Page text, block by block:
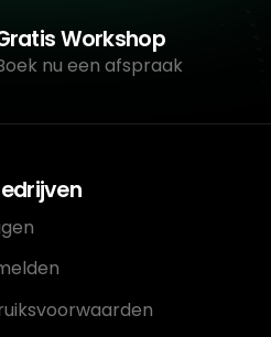
Workshop
nu een afspraak